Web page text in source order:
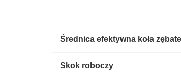
Średnica efektywna koła
Skok roboczy